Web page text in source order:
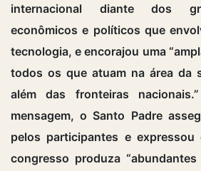
internacional diante dos
econômicos e políticos que
tecnologia, e encorajou uma
todos os que atuam na área da
além das fronteiras
mensagem, o Santo Padre
pelos participantes e
congresso produza